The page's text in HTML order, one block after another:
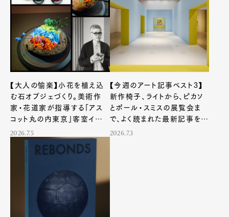
【大人の愉楽】小花を植え込
む石オブジェづくり。美術作
家・花道家が指導する「アス
コット丸の内東京」客室イベン
トが凄い！
2026.7.5
【今週のアート記事ベスト3】
新作椅子、ライトから、ピカソ
とポール・スミスの展覧会ま
で、よく読まれた最新記事を紹
介
2026.7.3